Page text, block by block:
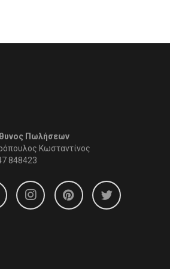
Πωλήσεων
Κωσταντίνος
848423